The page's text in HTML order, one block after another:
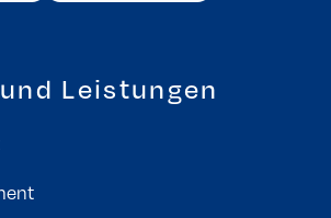
Leistungen